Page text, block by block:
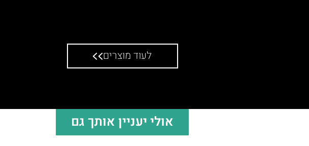
לעוד מוצרים
אולי יעניין אותך גם